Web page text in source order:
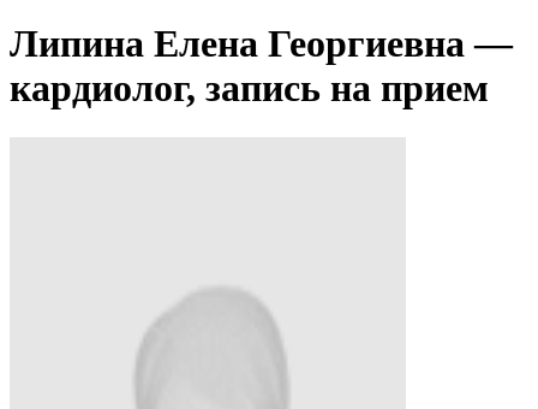
Липина Елена Георгиевна —
кардиолог, запись на прием